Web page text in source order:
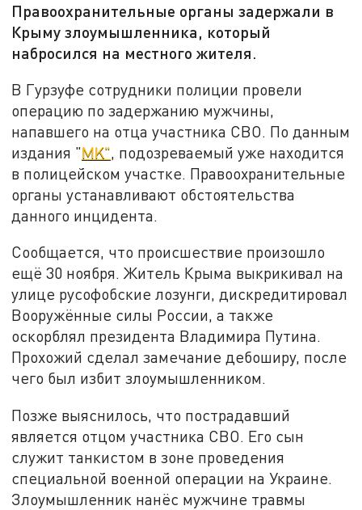
Правоохранительные органы задержали в
Крыму злоумышленника, который
набросился на местного жителя.
В Гурзуфе сотрудники полиции провели
операцию по задержанию мужчины,
напавшего на отца участника СВО. По данным
издания "MK", подозреваемый уже находится
в полицейском участке. Правоохранительные
органы устанавливают обстоятельства
данного инцидента.
Сообщается, что происшествие произошло
ещё 30 ноября. Житель Крыма выкрикивал на
улице русофобские лозунги, дискредитировал
Вооружённые силы России, а также
оскорблял президента Владимира Путина.
Прохожий сделал замечание дебоширу, после
чего был избит злоумышленником.
Позже выяснилось, что пострадавший
является отцом участника СВО. Его сын
служит танкистом в зоне проведения
специальной военной операции на Украине.
Злоумышленник нанёс мужчине травмы